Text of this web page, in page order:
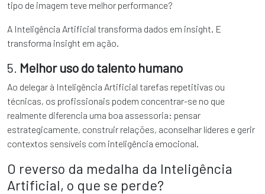
tipo de imagem teve melhor performance?
A Inteligência Artificial transforma dados em insight. E
transforma insight em ação.
5. Melhor uso do talento humano
Ao delegar à Inteligência Artificial tarefas repetitivas ou
técnicas, os profissionais podem concentrar-se no que
realmente diferencia uma boa assessoria: pensar
estrategicamente, construir relações, aconselhar líderes e gerir
contextos sensíveis com inteligência emocional.
O reverso da medalha da Inteligência
Artificial, o que se perde?